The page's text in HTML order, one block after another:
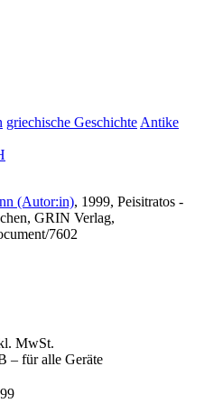
griechische Geschichte Antike
(Autor:in), 1999, Peisitratos -
GRIN Verlag,
7602
MwSt.
– für alle Geräte